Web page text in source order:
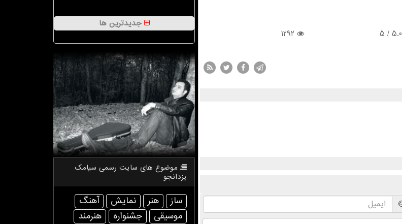
5.0
/ 5
1292
جدیدترین ها
موضوع های سایت رسمی سیامك
یزدانجو
ساز هنر نمایش
آهنگ
موسیقی
جشنواره
هنرمند